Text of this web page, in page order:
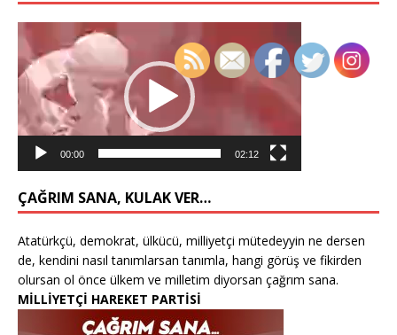
oynatıcı
00:00 02:12
ÇAĞRIM SANA, KULAK VER…
Atatürkçü, demokrat, ülkücü, milliyetçi mütedeyyin ne dersen
de, kendini nasıl tanımlarsan tanımla, hangi görüş ve fikirden
olursan ol önce ülkem ve milletim diyorsan çağrım sana.
MİLLİYETÇİ HAREKET PARTİSİ